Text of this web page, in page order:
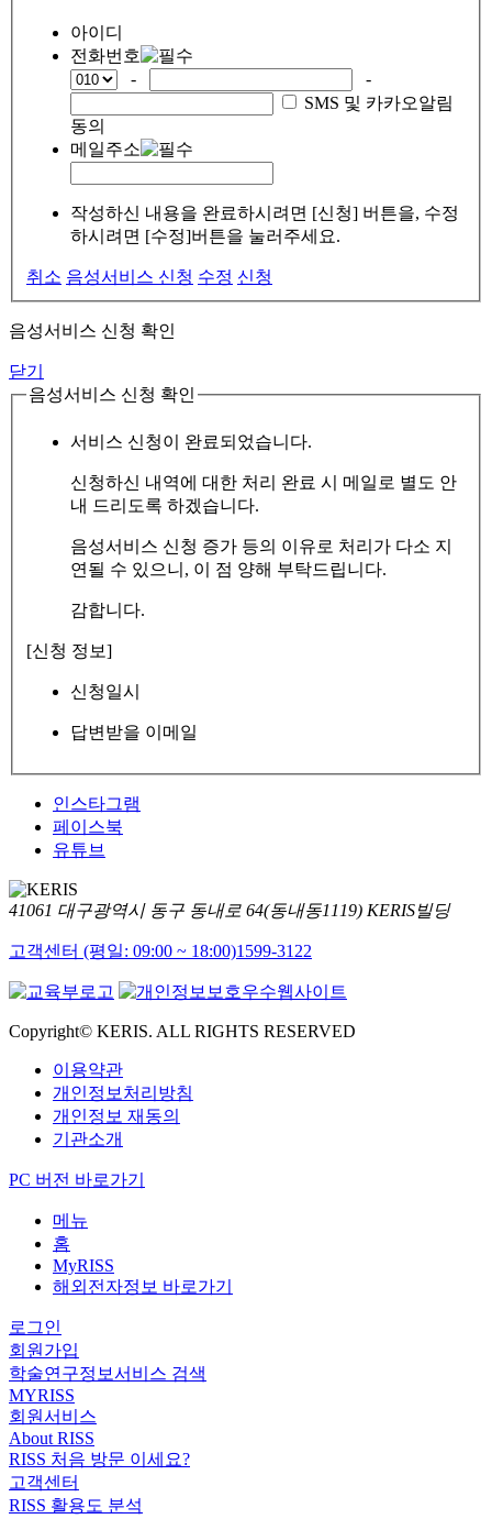
아이디
전화번호
-
-
SMS 및 카카오알림
동의
메일주소
작성하신 내용을 완료하시려면 [신청] 버튼을, 수정
하시려면 [수정]버튼을 눌러주세요.
취소 음성서비스 신청 수정 신청
음성서비스 신청 확인
닫기
음성서비스 신청 확인
서비스 신청이 완료되었습니다.
신청하신 내역에 대한 처리 완료 시 메일로 별도 안
내 드리도록 하겠습니다.
음성서비스 신청 증가 등의 이유로 처리가 다소 지
연될 수 있으니, 이 점 양해 부탁드립니다.
감합니다.
[신청 정보]
신청일시
답변받을 이메일
인스타그램
페이스북
유튜브
41061 대구광역시 동구 동내로 64(동내동1119) KERIS빌딩
고객센터 (평일: 09:00 ~ 18:00)1599-3122
Copyright© KERIS. ALL RIGHTS RESERVED
이용약관
개인정보처리방침
개인정보 재동의
기관소개
PC 버전 바로가기
메뉴
홈
MyRISS
해외전자정보 바로가기
로그인
회원가입
학술연구정보서비스 검색
MYRISS
회원서비스
About RISS
RISS 처음 방문 이세요?
고객센터
RISS 활용도 분석